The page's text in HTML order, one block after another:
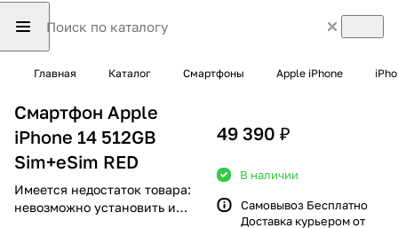
Главная Каталог Смартфоны Apple iPhone
Смартфон Apple
iPhone 14 512GB
Sim+eSim RED
Имеется недостаток товара:
невозможно установить и
49 390 ₽
В наличии
Самовывоз Бесплатно
Доставка курьером от